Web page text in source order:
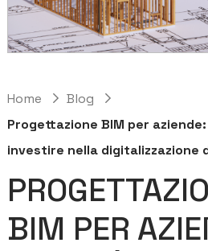
Home
Blog
Progettazione BIM per
investire nella digitalizzazione
BIM PER